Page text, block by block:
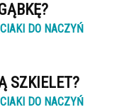
DO NACZYŃ
SZKIELET?
DO NACZYŃ